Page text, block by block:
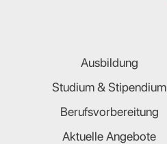
Ausbildung
Studium & Stipendium
Berufsvorbereitung
Aktuelle Angebote